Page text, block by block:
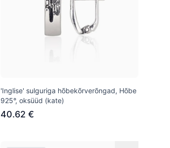
'Inglise' sulguriga hõbekõrverõngad, Hõbe
925°, oksüüd (kate)
40.62 €